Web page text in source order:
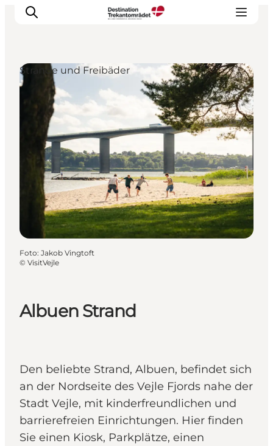
LEGOLAND® Billund Resort
Städte
Erlebnisse
Unterkünfte
Reiseplanung
Tickets
Albuen Strand
Den beliebte Strand, Albuen, befindet sich
an der Nordseite des Vejle Fjords nahe der
Stadt Vejle, mit kinderfreundlichen und
barrierefreien Einrichtungen. Hier finden
Sie einen Kiosk, Parkplätze, einen
Strände und Freibäder
Foto: Jakob Vingtoft
© VisitVejle